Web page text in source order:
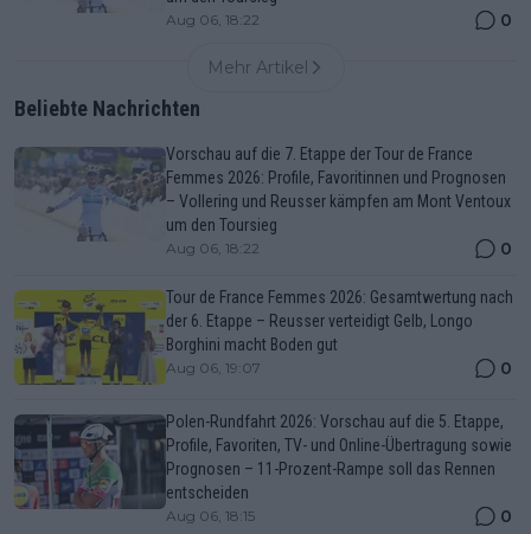
Aug 06, 18:22 0
Mehr Artikel
Beliebte Nachrichten
Vorschau auf die 7. Etappe der Tour de France
Femmes 2026: Profile, Favoritinnen und Prognosen
– Vollering und Reusser kämpfen am Mont Ventoux
um den Toursieg
Aug 06, 18:22 0
Tour de France Femmes 2026: Gesamtwertung nach
der 6. Etappe – Reusser verteidigt Gelb, Longo
Borghini macht Boden gut
Aug 06, 19:07 0
Polen-Rundfahrt 2026: Vorschau auf die 5. Etappe,
Profile, Favoriten, TV- und Online-Übertragung sowie
Prognosen – 11-Prozent-Rampe soll das Rennen
entscheiden
Aug 06, 18:15 0